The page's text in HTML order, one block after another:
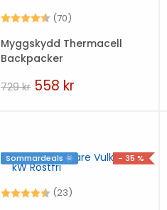
Betyg: (70)
Myggskydd Thermacell
Backpacker
729kr 558 kr
Sommardeals 🌞 - 35 %
Betyg: (23)